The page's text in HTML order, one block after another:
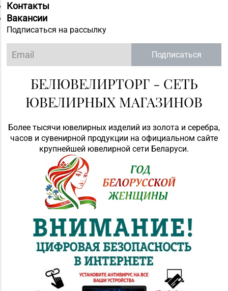
Контакты
Вакансии
Подписаться на рассылку
Подписаться
БЕЛЮВЕЛИРТОРГ - СЕТЬ
ЮВЕЛИРНЫХ МАГАЗИНОВ
Более тысячи ювелирных изделий из золота и серебра,
часов и сувенирной продукции на официальном сайте
крупнейшей ювелирной сети Беларуси.